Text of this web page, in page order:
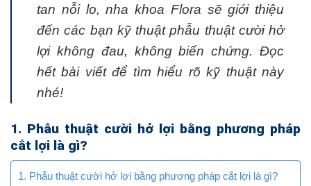
tan nỗi lo, nha khoa Flora sẽ giới thiệu
đến các bạn kỹ thuật phẫu thuật cười hở
lợi không đau, không biến chứng. Đọc
hết bài viết để tìm hiểu rõ kỹ thuật này
nhé!
1. Phẫu thuật cười hở lợi bằng phương pháp
cắt lợi là gì?
1. Phẫu thuật cười hở lợi bằng phương pháp cắt lợi là gì?